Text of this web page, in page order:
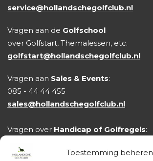
Toestemming beheren
service@hollandschegolfclub.nl
Vragen aan de Golfschool
over Golfstart, Themalessen, etc.
golfstart@hollandschegolfclub.nl
Vragen aan Sales & Events:
085 - 44 44 455
sales@hollandschegolfclub.nl
Vragen over Handicap of Golfregels: